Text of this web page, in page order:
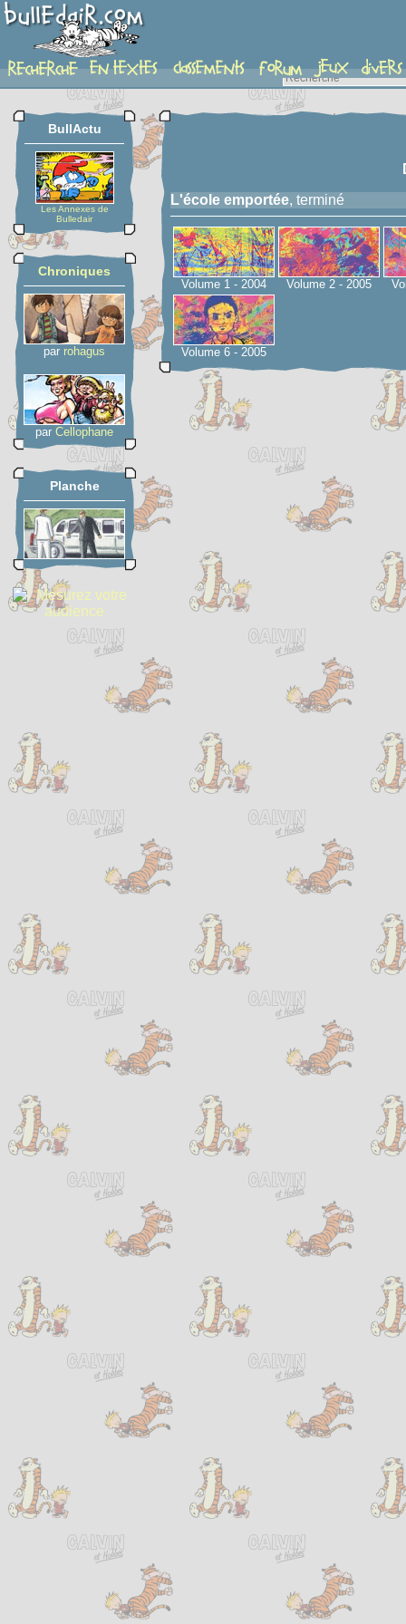
serie
BullActu
Les Annexes de
Bulledair
Chroniques
par rohagus
par Cellophane
Planche
L'école emportée, terminé
Volume 1 - 2004 Volume 2 - 2005
Volume 6 - 2005